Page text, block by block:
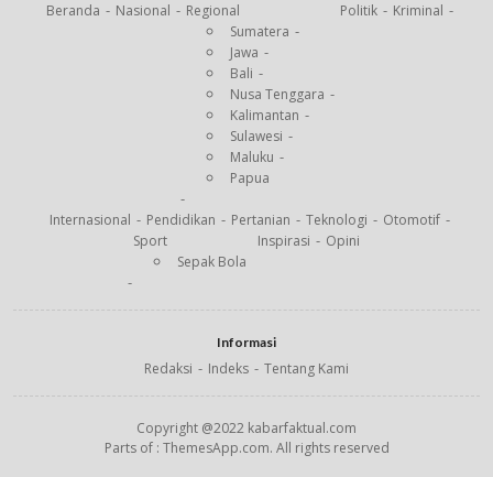
Beranda Nasional
Regional
Sumatera
Jawa
Bali
Nusa Tenggara
Kalimantan
Sulawesi
Maluku
Papua
Politik Kriminal
Internasional Pendidikan Pertanian Teknologi
Otomotif
Sport
Sepak Bola
Inspirasi Opini
Informasi
Redaksi Indeks Tentang Kami
Copyright @2022 kabarfaktual.com
Parts of : ThemesApp.com. All rights reserved